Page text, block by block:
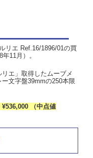
リエ Ref.16/1896/01の買
11月）。
エ」取得したムーブメ
文字盤39mmの250本限
¥536,000 （中点値